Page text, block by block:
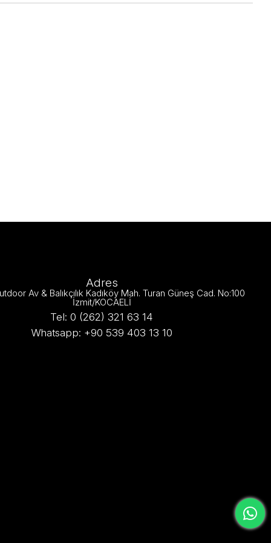
Adres
Av & Balıkçılık Kadıköy Mah. Turan Güneş Cad. No:100
İzmit/KOCAELİ
Tel: 0 (262) 321 63 14
Whatsapp: +90 539 403 13 10